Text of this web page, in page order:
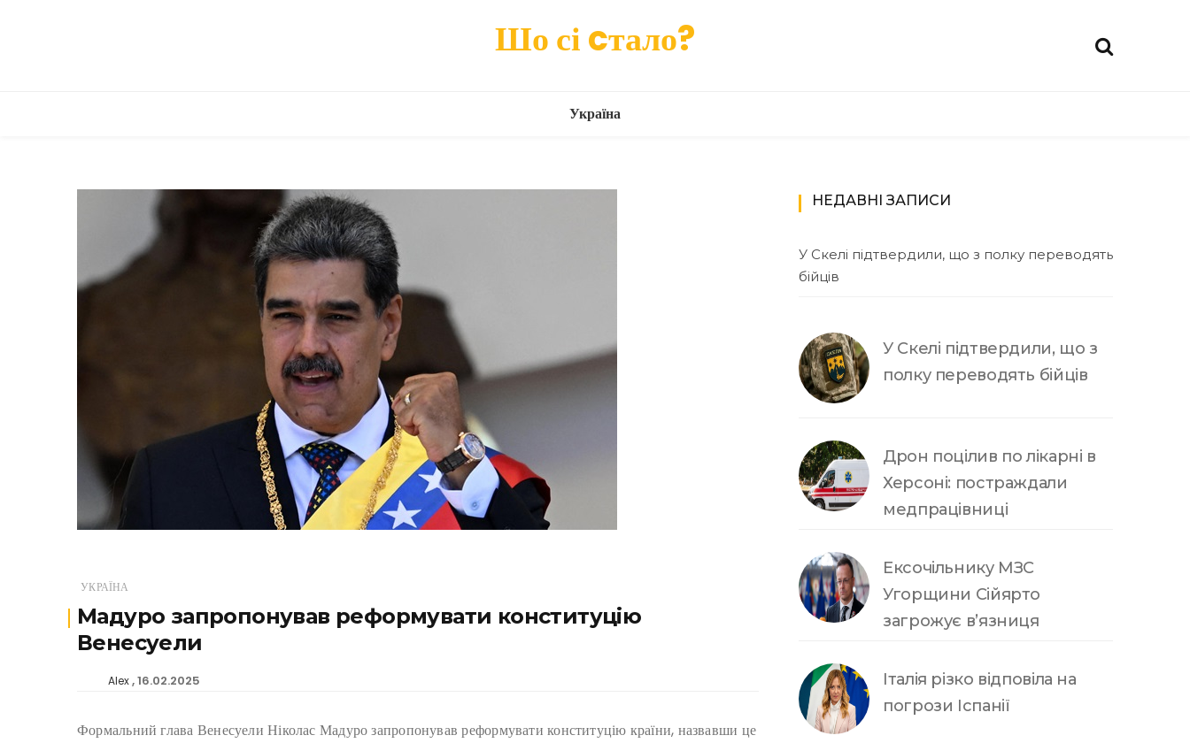
Шо сі cтало?
Україна
УКРАЇНА
Мадуро запропонував реформувати конституцію
Венесуели
Alex 16.02.2025
Формальний глава Венесуели Ніколас Мадуро запропонував реформувати конституцію країни, назвавши це
НЕДАВНІ ЗАПИСИ
У Скелі підтвердили, що з полку переводять
бійців
У Скелі підтвердили, що з
полку переводять бійців
Дрон поцілив по лікарні в
Херсоні: постраждали
медпрацівниці
Ексочільнику МЗС
Угорщини Сійярто
загрожує в’язниця
Італія різко відповіла на
погрози Іспанії